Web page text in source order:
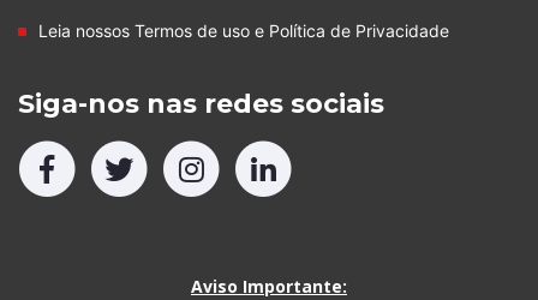
Leia nossos Termos de uso e Política de Privacidade
Siga-nos nas redes sociais
Aviso Importante: